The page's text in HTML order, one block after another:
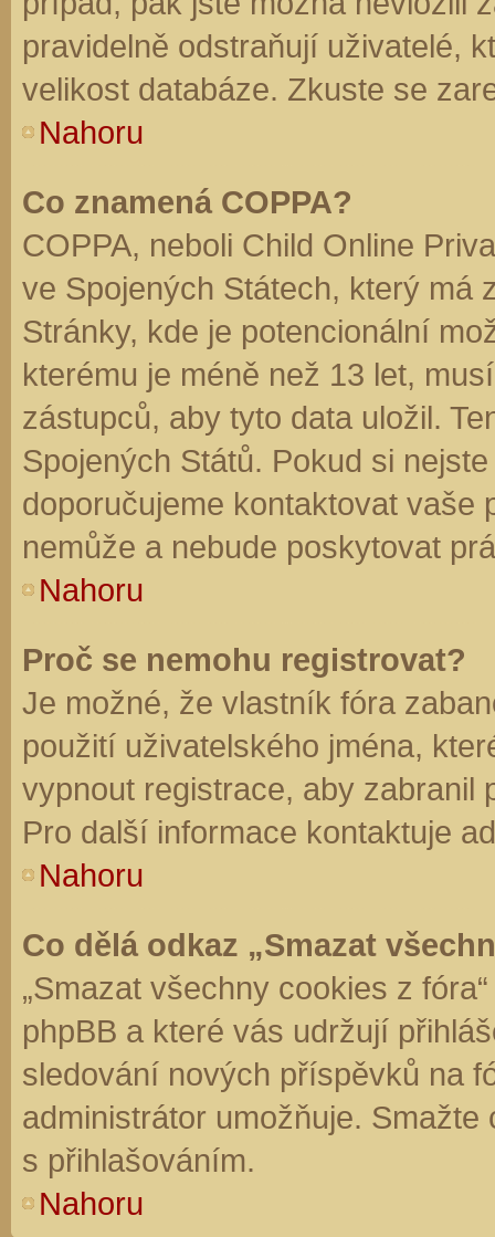
pravidelně odstraňují uživatelé,
velikost databáze. Zkuste se
Nahoru
Co znamená COPPA?
COPPA, neboli Child Online
ve Spojených Státech, který má
Stránky, kde je potencionální
kterému je méně než 13 let,
zástupců, aby tyto data uložil.
Spojených Států. Pokud si
doporučujeme kontaktovat vaše
nemůže a nebude poskytovat
Nahoru
Proč se nemohu registrovat?
Je možné, že vlastník fóra
použití uživatelského jména,
vypnout registrace, aby zabranil
Pro další informace kontaktuje
Nahoru
Co dělá odkaz „Smazat
„Smazat všechny cookies z
phpBB a které vás udržují
sledování nových příspěvků na
administrátor umožňuje.
s přihlašováním.
Nahoru